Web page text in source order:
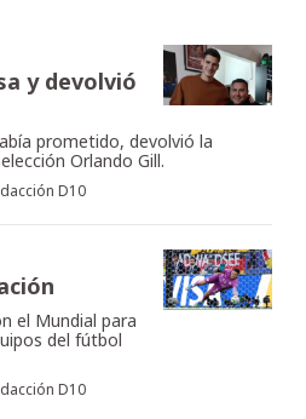
y devolvió
prometido, devolvió la
Orlando Gill.
D10
el Mundial para
del fútbol
D10